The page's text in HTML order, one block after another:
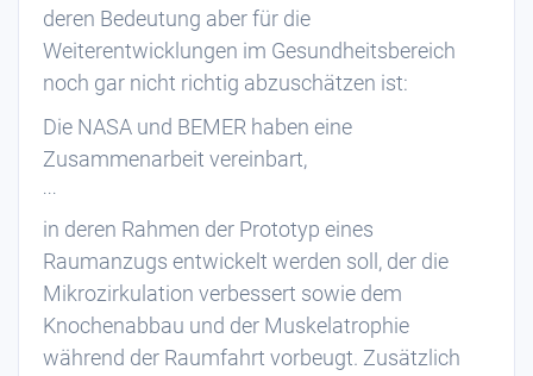
deren Bedeutung aber für die
Weiterentwicklungen im Gesundheitsbereich
noch gar nicht richtig abzuschätzen ist:
Die NASA und BEMER haben eine
Zusammenarbeit vereinbart,
...
in deren Rahmen der Prototyp eines
Raumanzugs entwickelt werden soll, der die
Mikrozirkulation‬ verbessert sowie dem
Knochenabbau und der Muskelatrophie
während der Raumfahrt vorbeugt. Zusätzlich